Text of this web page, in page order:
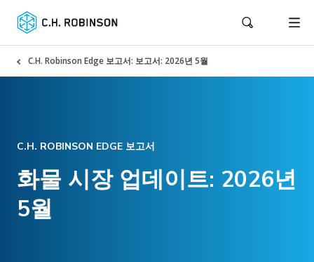
C.H. Robinson Edge 보고서: 보고서: 2026년 5월
C.H. ROBINSON EDGE 보고서
화물 시장 업데이트: 2026년
5월